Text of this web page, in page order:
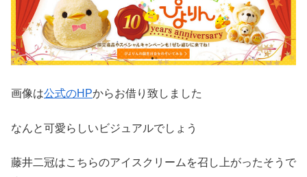
画像は公式のHPからお借り致しました
なんと可愛らしいビジュアルでしょう
藤井二冠はこちらのアイスクリームを召し上がったそうで